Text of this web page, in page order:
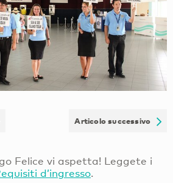
Articolo successivo
Felice vi aspetta! Leggete i
d’ingresso.